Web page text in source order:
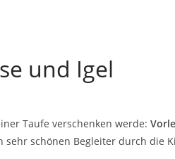
und Igel
Taufe verschenken werde:
schönen Begleiter durch die